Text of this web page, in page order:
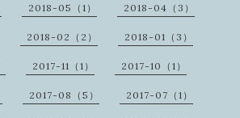
2018-05（1） 2018-04（3）
2018-02（2） 2018-01（3）
2017-11（1） 2017-10（1）
2017-08（5） 2017-07（1）